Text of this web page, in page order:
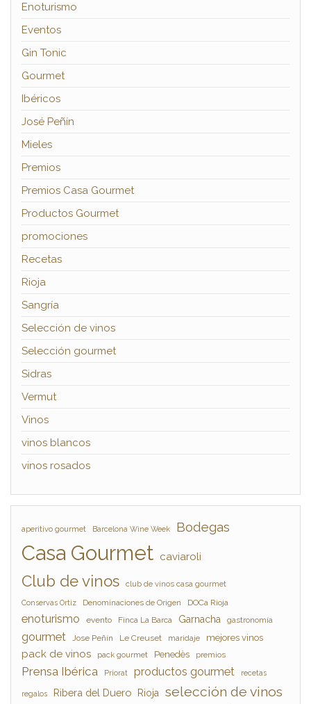
Enoturismo
Eventos
Gin Tonic
Gourmet
Ibéricos
José Peñín
Mieles
Premios
Premios Casa Gourmet
Productos Gourmet
promociones
Recetas
Rioja
Sangría
Selección de vinos
Selección gourmet
Sidras
Vermut
Vinos
vinos blancos
vinos rosados
aperitivo gourmet Barcelona Wine Week Bodegas
Casa Gourmet caviaroli
Club de vinos club de vinos casa gourmet
Conservas Ortiz Denominaciones de Origen DOCa Rioja
enoturismo evento Finca La Barca Garnacha gastronomía
gourmet Jose Peñín Le Creuset maridaje mejores vinos
pack de vinos pack gourmet Penedès premios
Prensa Ibérica Priorat productos gourmet recetas
regalos Ribera del Duero Rioja selección de vinos